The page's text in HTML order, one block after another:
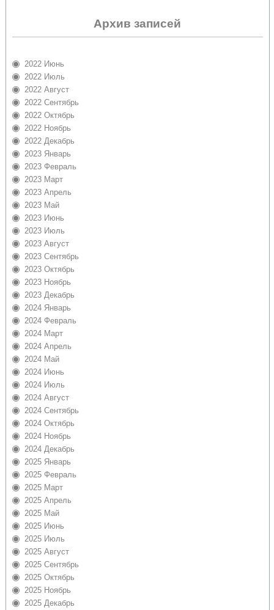
Архив записей
2022 Июнь
2022 Июль
2022 Август
2022 Сентябрь
2022 Октябрь
2022 Ноябрь
2022 Декабрь
2023 Январь
2023 Февраль
2023 Март
2023 Апрель
2023 Май
2023 Июнь
2023 Июль
2023 Август
2023 Сентябрь
2023 Октябрь
2023 Ноябрь
2023 Декабрь
2024 Январь
2024 Февраль
2024 Март
2024 Апрель
2024 Май
2024 Июнь
2024 Июль
2024 Август
2024 Сентябрь
2024 Октябрь
2024 Ноябрь
2024 Декабрь
2025 Январь
2025 Февраль
2025 Март
2025 Апрель
2025 Май
2025 Июнь
2025 Июль
2025 Август
2025 Сентябрь
2025 Октябрь
2025 Ноябрь
2025 Декабрь